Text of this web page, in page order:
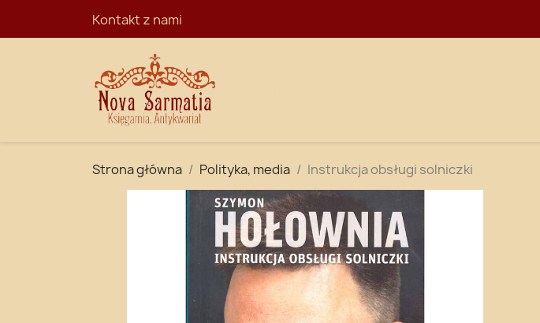
Kontakt z nami
Strona główna Polityka, media Instrukcja obsługi solniczki